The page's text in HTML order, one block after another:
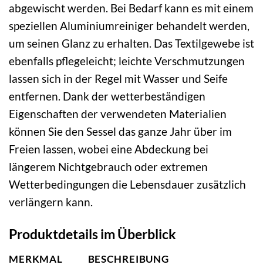
abgewischt werden. Bei Bedarf kann es mit einem
speziellen Aluminiumreiniger behandelt werden,
um seinen Glanz zu erhalten. Das Textilgewebe ist
ebenfalls pflegeleicht; leichte Verschmutzungen
lassen sich in der Regel mit Wasser und Seife
entfernen. Dank der wetterbeständigen
Eigenschaften der verwendeten Materialien
können Sie den Sessel das ganze Jahr über im
Freien lassen, wobei eine Abdeckung bei
längerem Nichtgebrauch oder extremen
Wetterbedingungen die Lebensdauer zusätzlich
verlängern kann.
Produktdetails im Überblick
MERKMAL
BESCHREIBUNG